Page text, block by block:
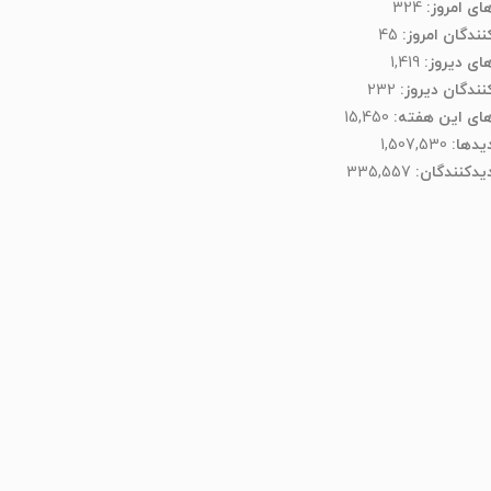
امروز:324
امروز: 45
دیروز:1,419
دیروز: 232
این هفته: 15,450
1,507,530
335,557